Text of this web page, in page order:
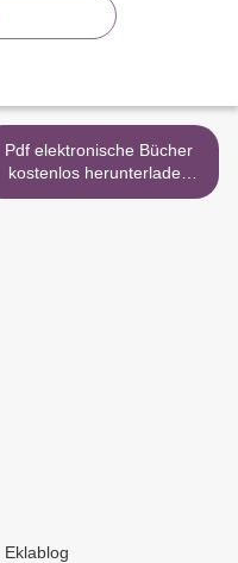
Pdf elektronische Bücher
kostenlos herunterladen
Ricky Strong Nick Living >